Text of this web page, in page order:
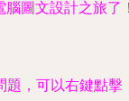
腦圖文設計之旅了
題，可以右鍵點擊